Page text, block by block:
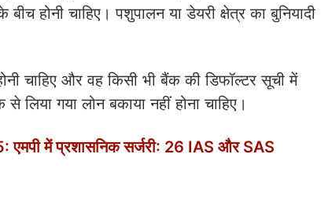
होनी चाहिए। पशुपालन या डेयरी क्षेत्र का बुनियादी
चाहिए और वह किसी भी बैंक की डिफॉल्टर सूची में
लिया गया लोन बकाया नहीं होना चाहिए।
में प्रशासनिक सर्जरी: 26 IAS और SAS